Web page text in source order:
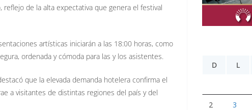
de la alta expectativa que genera el festival
artísticas iniciarán a las 18:00 horas, como
ordenada y cómoda para las y los asistentes.
que la elevada demanda hotelera confirma el
a visitantes de distintas regiones del país y del
D
L
2 3